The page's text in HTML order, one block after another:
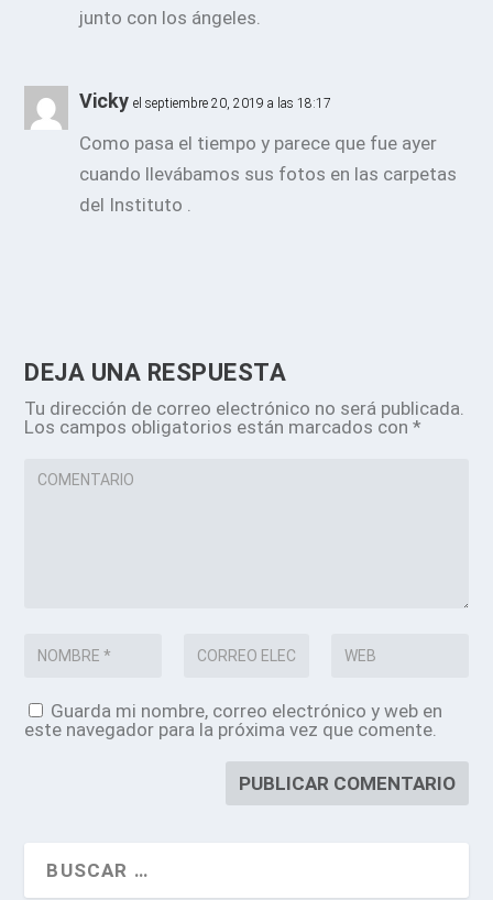
junto con los ángeles.
Vicky el septiembre 20, 2019 a las 18:17
Como pasa el tiempo y parece que fue ayer
cuando llevábamos sus fotos en las carpetas
del Instituto .
DEJA UNA RESPUESTA
Tu dirección de correo electrónico no será publicada.
Los campos obligatorios están marcados con*
Guarda mi nombre, correo electrónico y web en
este navegador para la próxima vez que comente.